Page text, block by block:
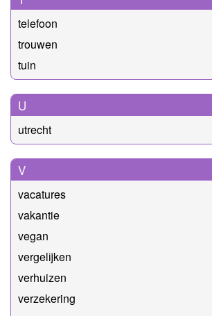
telefoon
trouwen
tuin
U
utrecht
V
vacatures
vakantie
vegan
vergelijken
verhuizen
verzekering